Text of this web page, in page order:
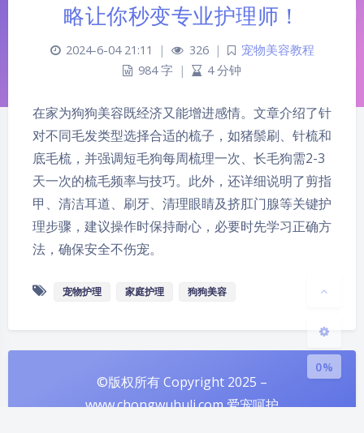
夜间模式
Sans Serif Serif
0%
略让你秒变专业护理师！
2024-6-04 21:11 | 326 |
宠物美容教程
984 字 | 4 分钟
在家为狗狗美容既经济又能增进感情。文章介绍了针
对不同毛发类型选择合适的梳子，如猪鬃刷、针梳和
底毛梳，并强调短毛狗每周梳理一次、长毛狗需2-3
天一次的梳毛频率与技巧。此外，还详细说明了剪指
甲、清洁耳道、刷牙、清理眼睛及挤肛门腺等关键护
理步骤，建议操作时保持耐心，必要时先学习正确方
法，确保安全不伤宠。
宠物护理 家庭护理 狗狗美容
©版权所有 Copyright 2025 –
www.chongwuhuli.com 爱宠呵护